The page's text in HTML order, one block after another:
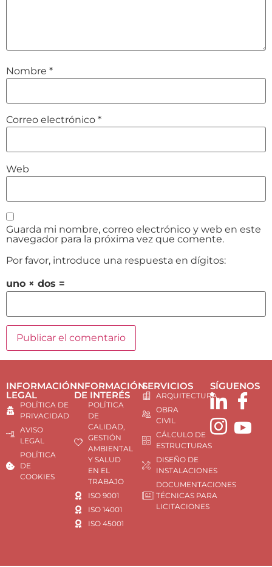
Nombre *
Correo electrónico *
Web
Guarda mi nombre, correo electrónico y web en este
navegador para la próxima vez que comente.
Por favor, introduce una respuesta en dígitos:
uno × dos =
INFORMACIÓN
LEGAL
POLÍTICA DE
PRIVACIDAD
AVISO
LEGAL
POLÍTICA
DE
COOKIES
INFORMACIÓN
DE INTERÉS
POLÍTICA
DE
CALIDAD,
GESTIÓN
AMBIENTAL
Y SALUD
EN EL
TRABAJO
ISO 9001
ISO 14001
ISO 45001
SERVICIOS
ARQUITECTURA
OBRA
CIVIL
CÁLCULO DE
ESTRUCTURAS
DISEÑO DE
INSTALACIONES
DOCUMENTACIONES
TÉCNICAS PARA
LICITACIONES
SÍGUENOS